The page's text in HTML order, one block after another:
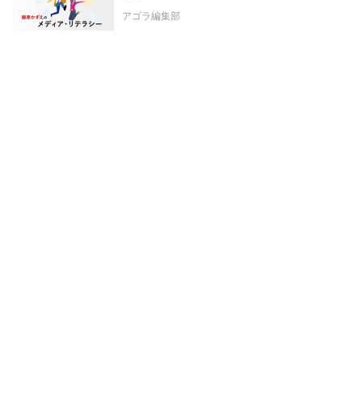
アゴラ編集部